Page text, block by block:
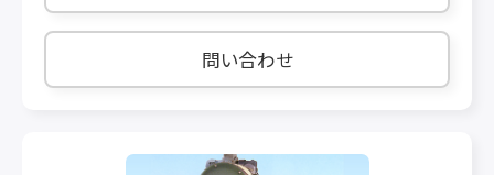
により加熱ドラムよりはがされ、コンベヤー上に
一枚ずつ乗って出てきます。 生産能力 1,800個/
時間 製品サイズ 150φ～230φ(標準 200φ)・厚
問い合わせ